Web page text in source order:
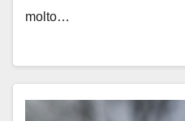
molto…